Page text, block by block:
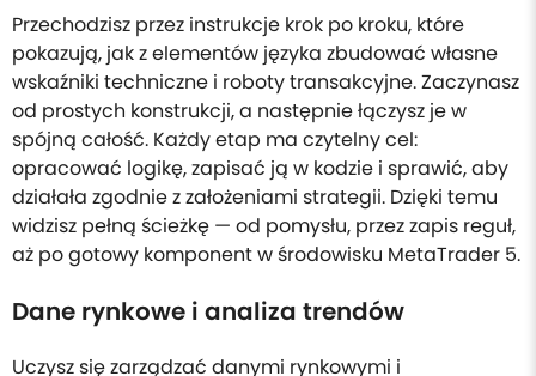
Przechodzisz przez instrukcje krok po kroku, które
pokazują, jak z elementów języka zbudować własne
wskaźniki techniczne i roboty transakcyjne. Zaczynasz
od prostych konstrukcji, a następnie łączysz je w
spójną całość. Każdy etap ma czytelny cel:
opracować logikę, zapisać ją w kodzie i sprawić, aby
działała zgodnie z założeniami strategii. Dzięki temu
widzisz pełną ścieżkę — od pomysłu, przez zapis reguł,
aż po gotowy komponent w środowisku MetaTrader 5.
Dane rynkowe i analiza trendów
Uczysz się zarządzać danymi rynkowymi i